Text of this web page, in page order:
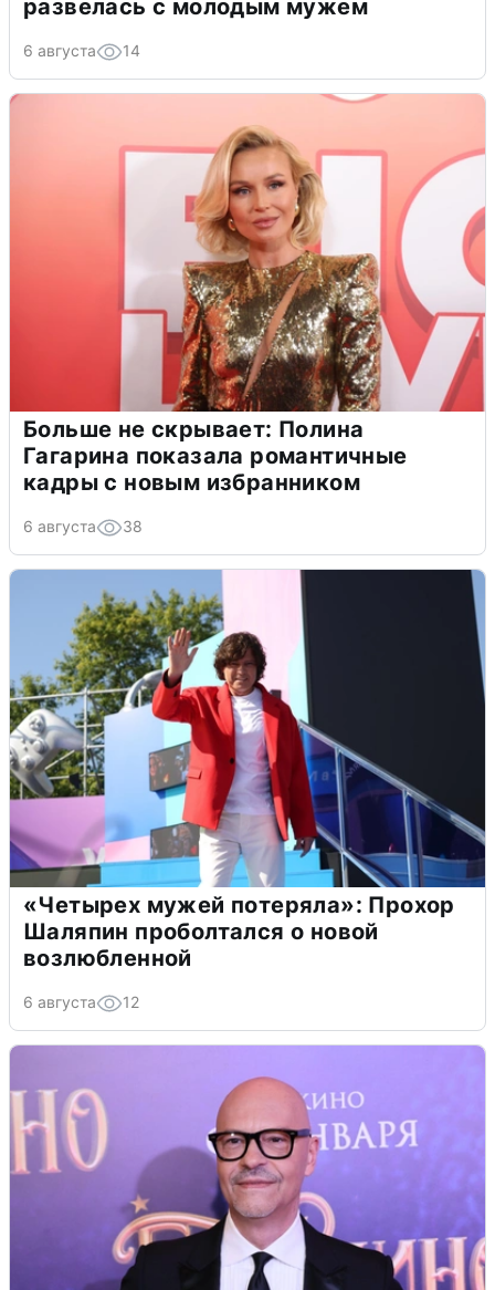
развелась с молодым мужем
6 августа 14
Больше не скрывает: Полина
Гагарина показала романтичные
кадры с новым избранником
6 августа 38
«Четырех мужей потеряла»: Прохор
Шаляпин проболтался о новой
возлюбленной
6 августа 12